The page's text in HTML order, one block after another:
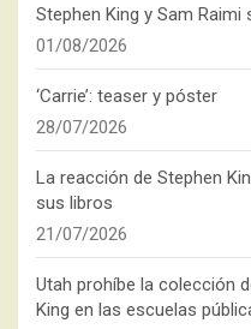
Stephen King y Sam Raimi
01/08/2026
‘Carrie’: teaser y póster
28/07/2026
La reacción de Stephen
sus libros
21/07/2026
Utah prohíbe la colección
King en las escuelas